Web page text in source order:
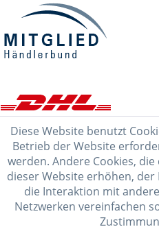
Diese Website benutzt
Betrieb der Website
werden. Andere Cookies,
dieser Website erhöhen,
die Interaktion mit
Netzwerken vereinfachen